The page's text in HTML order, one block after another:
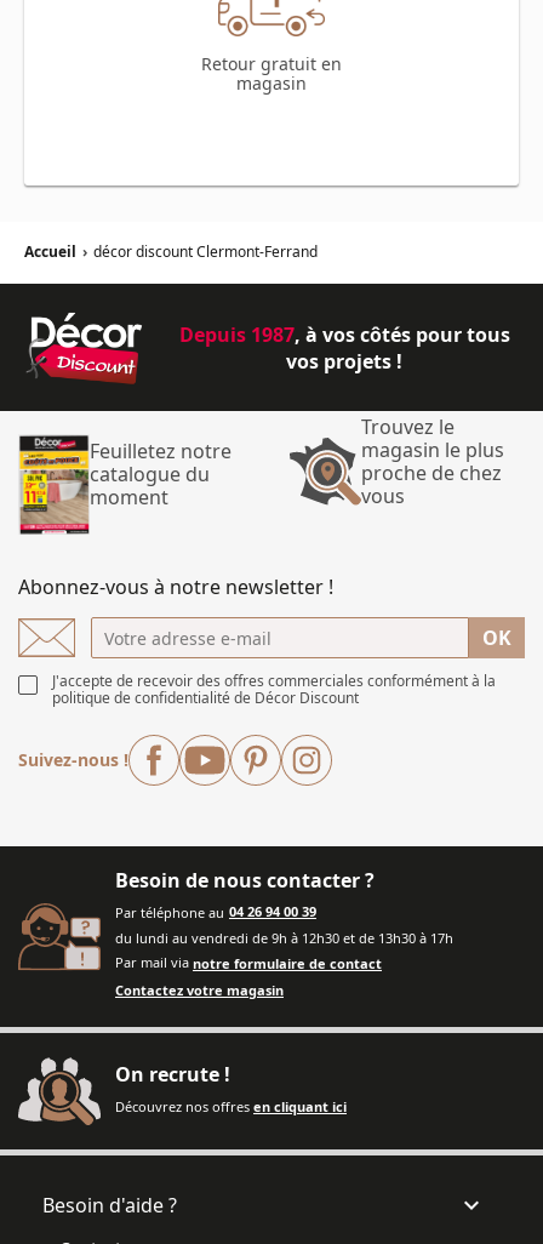
Retour gratuit en
magasin
Accueil › décor discount Clermont-Ferrand
Depuis 1987, à vos côtés pour tous
vos projets !
Feuilletez notre
catalogue du
moment
Trouvez le
magasin le plus
proche de chez
vous
Abonnez-vous à notre newsletter !
J'accepte de recevoir des offres commerciales conformément à la
politique de confidentialité de Décor Discount
Suivez-nous !
FacebookYouTubePinterest
Besoin de nous contacter ?
Par téléphone au 04 26 94 00 39
du lundi au vendredi de 9h à 12h30 et de 13h30 à 17h
Par mail via notre formulaire de contact
Contactez votre magasin
On recrute !
Découvrez nos offres en cliquant ici
Besoin d'aide ? 